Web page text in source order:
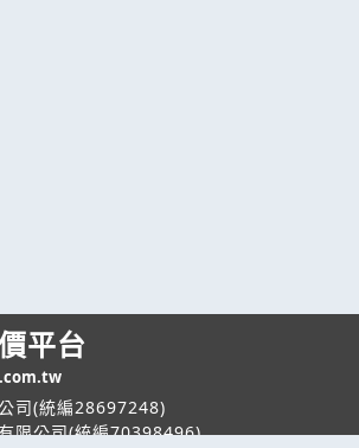
平台
司(統編28697248)
限公司(統編70398496)